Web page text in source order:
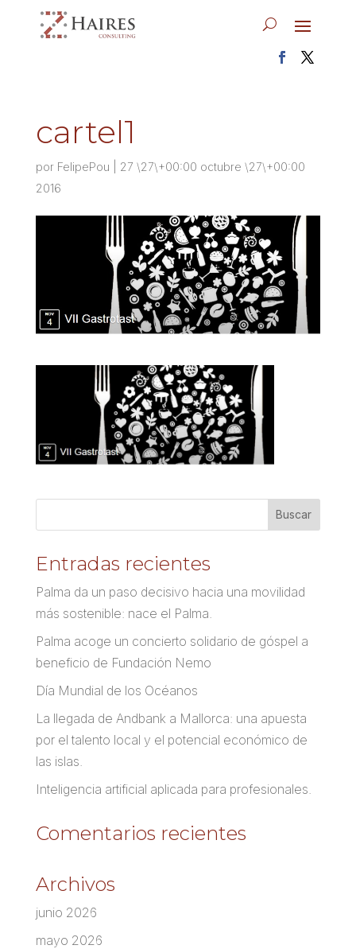
cartel1
por FelipePou
27 \27\+00:00 octubre \27\+00:00
2016
Entradas recientes
Palma da un paso decisivo hacia una movilidad
más sostenible: nace el Palma.
Palma acoge un concierto solidario de góspel a
beneficio de Fundación Nemo
Día Mundial de los Océanos
La llegada de Andbank a Mallorca: una apuesta
por el talento local y el potencial económico de
las islas.
Inteligencia artificial aplicada para profesionales.
Comentarios recientes
Archivos
junio 2026
mayo 2026